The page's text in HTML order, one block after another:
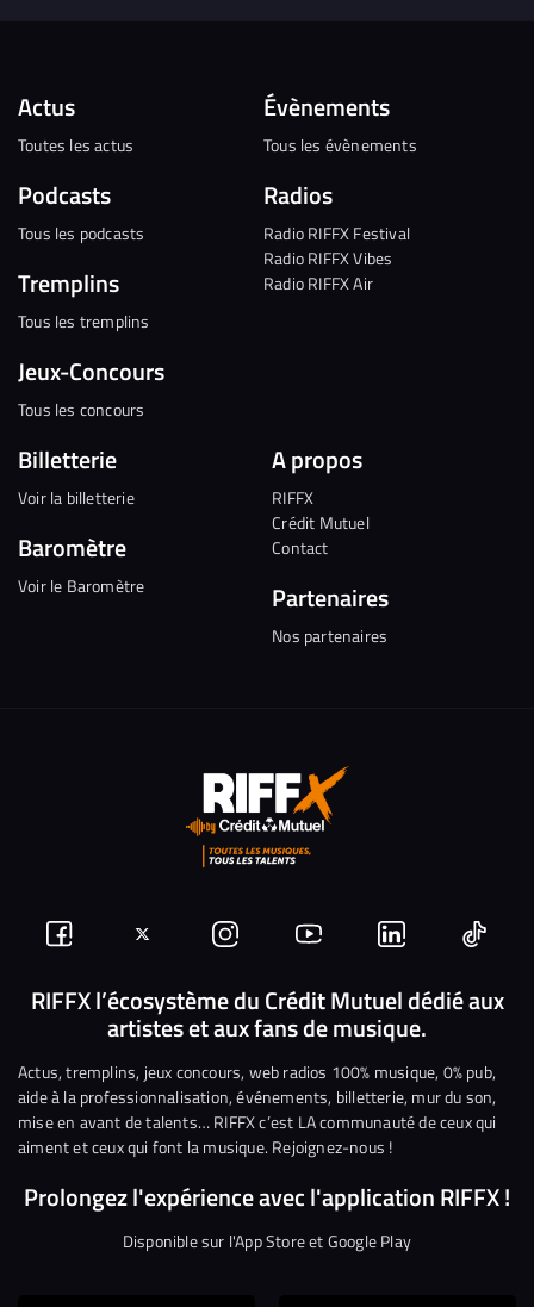
Actus
Toutes les actus
Podcasts
Tous les podcasts
Tremplins
Tous les tremplins
Jeux-Concours
Tous les concours
Évènements
Tous les évènements
Radios
Radio RIFFX Festival
Radio RIFFX Vibes
Radio RIFFX Air
Billetterie
Voir la billetterie
Baromètre
Voir le Baromètre
A propos
RIFFX
Crédit Mutuel
Contact
Partenaires
Nos partenaires
Suivez-
nous
Facebook
Suivez-
nous
sur
Twitter
Nous
rejoindre
sur
Instagram
Nous
rejoindre
sur
YouTube
Nous
rejoindre
sur
Linkedin
Nous
RIFFX l’écosystème du Crédit Mutuel dédié aux
artistes et aux fans de musique.
Actus, tremplins, jeux concours, web radios 100% musique, 0% pub,
aide à la professionnalisation, événements, billetterie, mur du son,
mise en avant de talents… RIFFX c’est LA communauté de ceux qui
aiment et ceux qui font la musique. Rejoignez-nous !
Prolongez l'expérience avec l'application RIFFX !
Disponible sur l'App Store et Google Play